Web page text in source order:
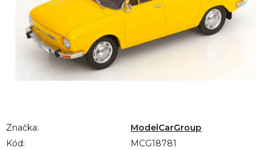
Značka:
ModelCarGroup
Kód:
MCG18781